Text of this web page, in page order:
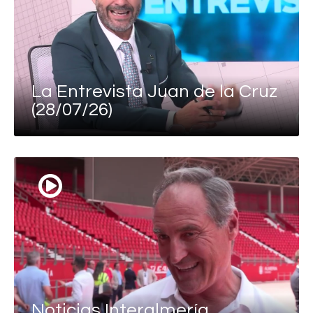
La Entrevista Juan de la Cruz
(28/07/26)